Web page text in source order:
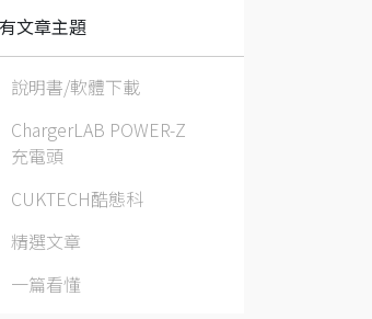
文章主題
說明書/軟體下載
ChargerLAB POWER-Z
充電頭
CUKTECH酷態科
精選文章
一篇看懂